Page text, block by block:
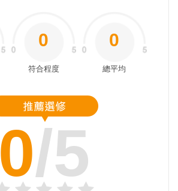
0
符合程度
0
總平均
0/5